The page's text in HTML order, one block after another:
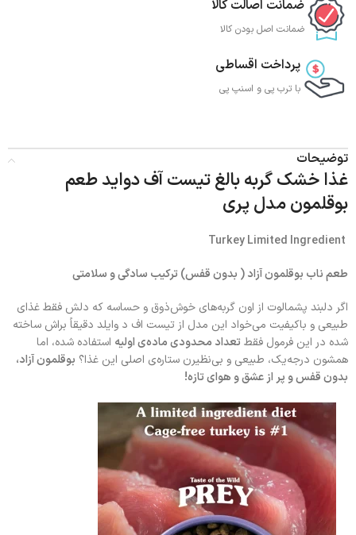
ضمانت اصالت کالا
ضمانت اصل بودن کالا
پرداخت اقساطی
با ترب‌ پی و اسنپ پی
توضیحات
غذا خشک گربه بالغ تیست آف دواید طعم
بوقلمون مدل پری
طعم ناب بوقلمون آزاد ( بدون قفس) ترکیب سادگی و سلامتی
اگر دلبند پشمالوت از اون گربه‌های خوش‌ذوق و حساسه که دلش فقط غذای
طبیعی و باکیفیت می‌خواد این مدل از تیست اف د وایلد دقیقاً براش ساخته
شده در این فرمول فقط تعداد محدودی ماده‌ی اولیه استفاده شده، اما
همشون درجه‌یک، طبیعی و بی‌نظیرن ستاره‌ی اصلی این غذا؟ بوقلمون آزاد،
بدون قفس و پر از عشق و هوای تازه!